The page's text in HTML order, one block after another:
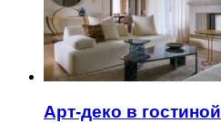
Арт-деко в гостиной